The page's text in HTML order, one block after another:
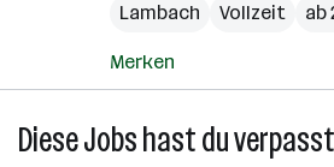
Lambach
Vollzeit ab
Merken
Diese Jobs hast du verpasst